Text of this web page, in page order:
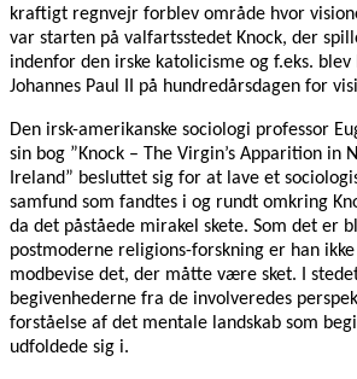
kraftigt regnvejr forblev område hvor
var starten på valfartsstedet Knock, der
indenfor den irske katolicisme og f.eks. blev
Johannes Paul II på hundredårsdagen for
Den irsk-amerikanske sociologi professor
sin bog ”Knock – The Virgin’s Apparition in
Ireland” besluttet sig for at lave et
samfund som fandtes i og rundt omkring
da det påståede mirakel skete. Som det er
postmoderne religions-forskning er han
modbevise det, der måtte være sket. I
begivenhederne fra de involveredes
forståelse af det mentale landskab som
udfoldede sig i.